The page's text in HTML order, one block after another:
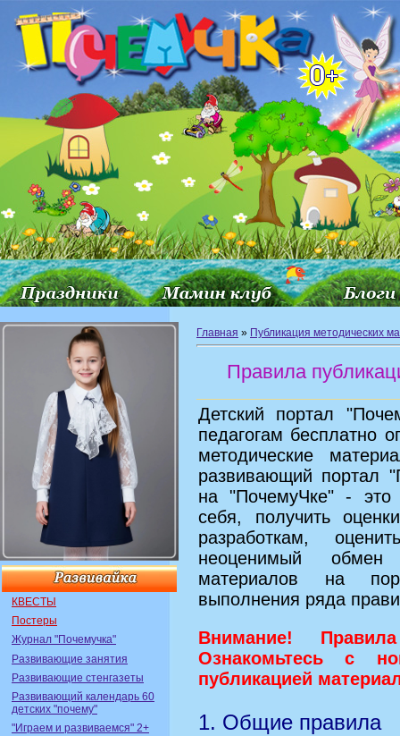
КВЕСТЫ
Постеры
Журнал "Почемучка"
Развивающие занятия
Развивающие стенгазеты
Развивающий календарь 60
детских "почему"
"Играем и развиваемся" 2+
Главная » Публикация методических
Правила
Детский портал
педагогам бесплатно
методические
развивающий портал
на "ПочемуЧке" - это
себя, получить
разработкам,
неоценимый
материалов на
выполнения ряда
Внимание!
Ознакомьтесь с
публикацией
1. Общие правила